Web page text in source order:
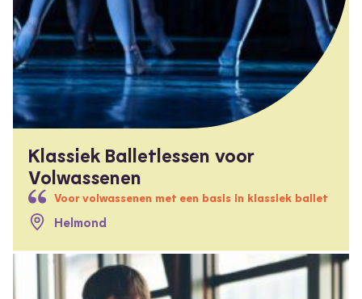
Klassiek Balletlessen voor
Volwassenen
Voor volwassenen met een basis in klassiek ballet
Helmond